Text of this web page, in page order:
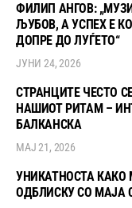
ФИЛИП АНГОВ:
ЉУБОВ, А УСПЕХ Е
ДОПРЕ ДО ЛУЃЕТО“
ЈУНИ 24, 2026
СТРАНЦИТЕ ЧЕСТО
НАШИОТ РИТАМ –
БАЛКАНСКА
МАЈ 21, 2026
УНИКАТНОСТА КАКО
ОДБЛИСКУ СО МАЈА